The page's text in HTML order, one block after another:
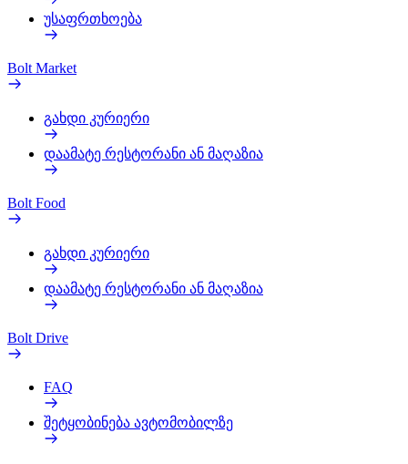
უსაფრთხოება
Bolt Market
გახდი კურიერი
დაამატე რესტორანი ან მაღაზია
Bolt Food
გახდი კურიერი
დაამატე რესტორანი ან მაღაზია
Bolt Drive
FAQ
შეტყობინება ავტომობილზე